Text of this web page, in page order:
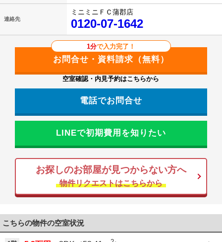
連絡先
ミニミニＦＣ蒲郡店
0120-07-1642
1分で入力完了！
空室確認・内見予約はこちらから
電話でお問合せ
LINEで初期費用を知りたい
お探しのお部屋が見つからない方へ
物件リクエストはこちらから
こちらの物件の空室状況